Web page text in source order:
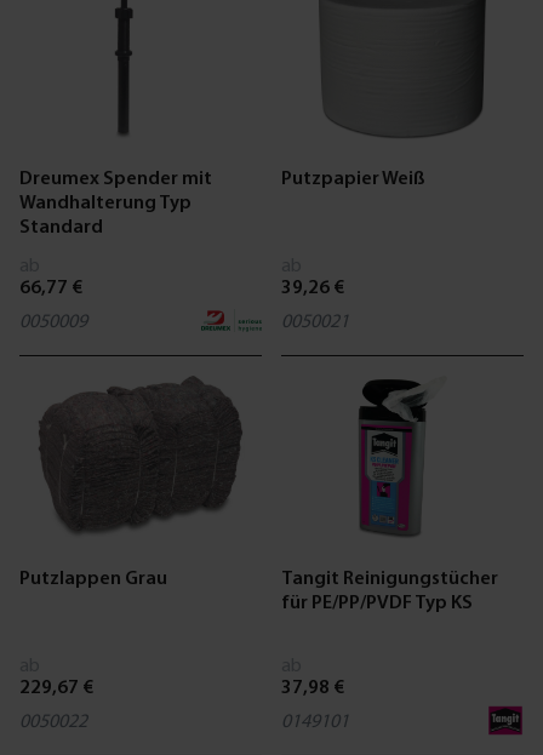
Dreumex Spender mit
Wandhalterung Typ
Standard
66,77 €
0050009
Putzpapier Weiß
39,26 €
0050021
Putzlappen Grau
229,67 €
0050022
Tangit Reinigungstücher
für PE/PP/PVDF Typ KS
37,98 €
0149101